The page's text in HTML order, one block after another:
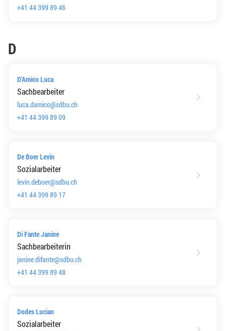
+41 44 399 89 46
D
D'Amico Luca
Sachbearbeiter
luca.damico@sdbu.ch
+41 44 399 89 09
De Boer Levin
Sozialarbeiter
levin.deboer@sdbu.ch
+41 44 399 89 17
Di Fante Janine
Sachbearbeiterin
janine.difante@sdbu.ch
+41 44 399 89 48
Dodes Lucian
Sozialarbeiter